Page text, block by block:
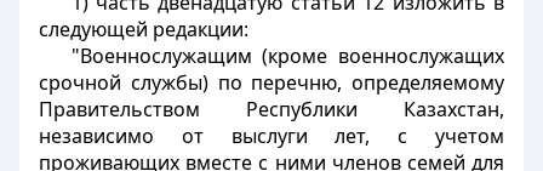
следующей редакции:
"Военнослужащим (кроме военнослужащих
срочной службы) по перечню, определяемому
Правительством Республики Казахстан,
независимо от выслуги лет, с учетом
проживающих вместе с ними членов семей для